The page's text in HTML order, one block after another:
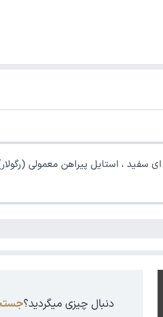
سفید ، استایل پیراهن معمولی
دنبال چیزی میگردید؟